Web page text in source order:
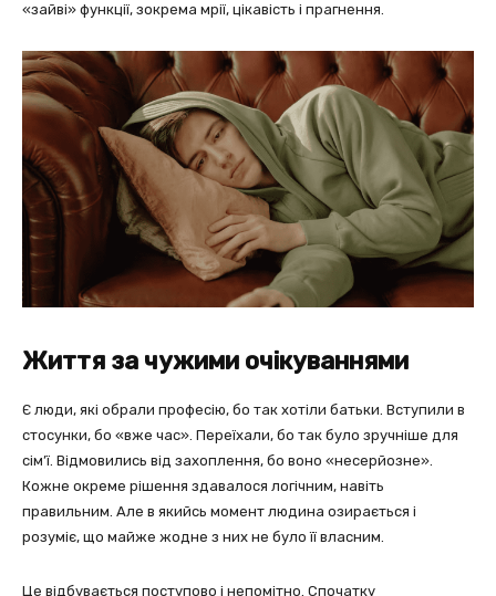
«зайві» функції, зокрема мрії, цікавість і прагнення.
Життя за чужими очікуваннями
Є люди, які обрали професію, бо так хотіли батьки. Вступили в
стосунки, бо «вже час». Переїхали, бо так було зручніше для
сім’ї. Відмовились від захоплення, бо воно «несерйозне».
Кожне окреме рішення здавалося логічним, навіть
правильним. Але в якийсь момент людина озирається і
розуміє, що майже жодне з них не було її власним.
Це відбувається поступово і непомітно. Спочатку